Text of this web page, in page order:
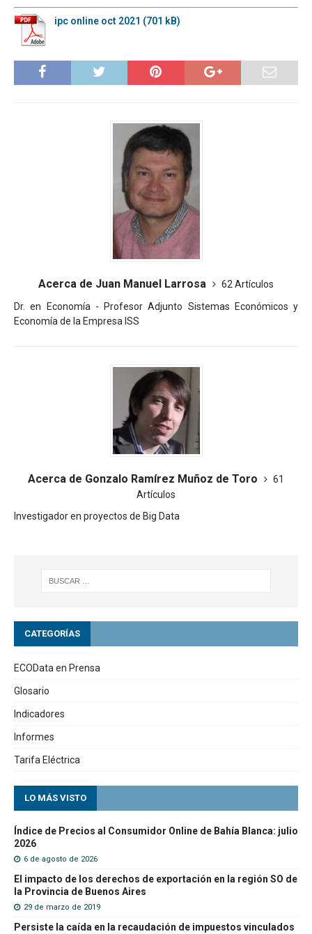
ipc online oct 2021
Acerca de Juan Manuel Larrosa
62 Artículos
Dr. en Economía - Profesor Adjunto Sistemas Económicos y
Economía de la Empresa ISS
Acerca de Gonzalo Ramírez Muñoz de Toro
61
Artículos
Investigador en proyectos de Big Data
CATEGORÍAS
ECOData en Prensa
Glosario
Indicadores
Informes
Tarifa Eléctrica
LO MÁS VISTO
Índice de Precios al Consumidor Online de Bahía Blanca: julio
2026
6 de agosto de 2026
El impacto de los derechos de exportación en la región SO de
la Provincia de Buenos Aires
29 de marzo de 2019
Persiste la caída en la recaudación de impuestos vinculados